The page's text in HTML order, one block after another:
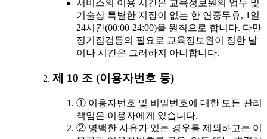
서비스의 이용 시간은 교육정보원의 업무 및
기술상 특별한 지장이 없는 한 연중무휴, 1일
24시간(00:00-24:00)을 원칙으로 합니다. 다만
정기점검등의 필요로 교육정보원이 정한 날
이나 시간은 그러하지 아니합니다.
제 10 조 (이용자번호 등)
① 이용자번호 및 비밀번호에 대한 모든 관리
책임은 이용자에게 있습니다.
② 명백한 사유가 있는 경우를 제외하고는 이